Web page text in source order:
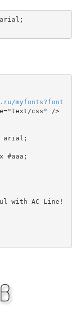
. ru/myfonts?font
css" />
arial;
#aaa;